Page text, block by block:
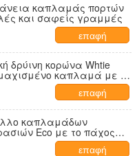
καπλαμάς πορτών
και σαφείς γραμμές
επαφή
δρύινη κορώνα Whtie
καπλαμά με το
Πυροβολικού
επαφή
καπλαμάδων
Eco με το πάχος
επαφή